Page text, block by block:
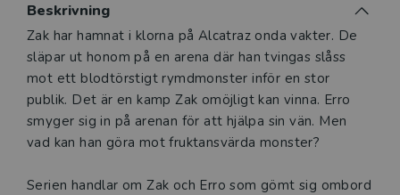
Beskrivning
Beskrivning
Zak har hamnat i klorna på Alcatraz onda vakter. De
släpar ut honom på en arena där han tvingas slåss
mot ett blodtörstigt rymdmonster inför en stor
publik. Det är en kamp Zak omöjligt kan vinna. Erro
smyger sig in på arenan för att hjälpa sin vän. Men
vad kan han göra mot fruktansvärda monster?
Serien handlar om Zak och Erro som gömt sig ombord